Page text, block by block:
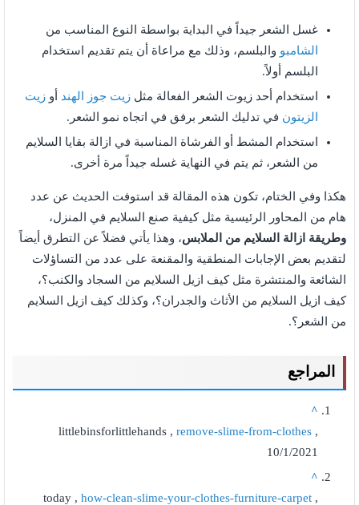
غسل الشعر جيداً في البداية بواسطة النوع المناسب من
الشامبو والبلسم، وذلك مع مراعاة أن يتم تقديم استخدام
البلسم أولاً.
استخدام أحد زيوت الشعر الفعالة مثل زيت جوز الهند أو زيت
الزيتون في تدليك الشعر برفق في اتجاه نمو الشعر.
استخدام المشط أو الفرشاة المناسبة في ازالة بقايا السلايم
من الشعر، ثم يتم في النهاية غسله جيداً مرة أخرى.
هكذا وفي الختام، تكون هذه المقالة قد استوفت الحديث عن عدد
هام من المحاور الرئيسية مثل كيفية صنع السلايم في المنزل،
وطريقة ازالة السلايم من الملابس، وهذا يأتي فضلاً عن التطرق أيضاً
لتقديم بعض الإجابات المنطقية والمقنعة على عدد من التساؤلات
الشائعة والمنتشرة مثل كيف ازيل السلايم من السجاد والكنب؟،
كيف ازيل السلايم من الأثاث والجدران؟، وكذلك كيف ازيل السلايم
من الشعر؟.
المراجع
^
littlebinsforlittlehands , remove-slime-from-clothes ,
10/1/2021
^
today , how-clean-slime-your-clothes-furniture-carpet ,